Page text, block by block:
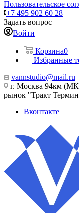
Пользовательское
+7 495 902 60 28
Задать вопрос
Войти
Корзина0
Избранные
vannstudio@mail.ru
г. Москва 94км
рынок "Тракт
Вконтакте